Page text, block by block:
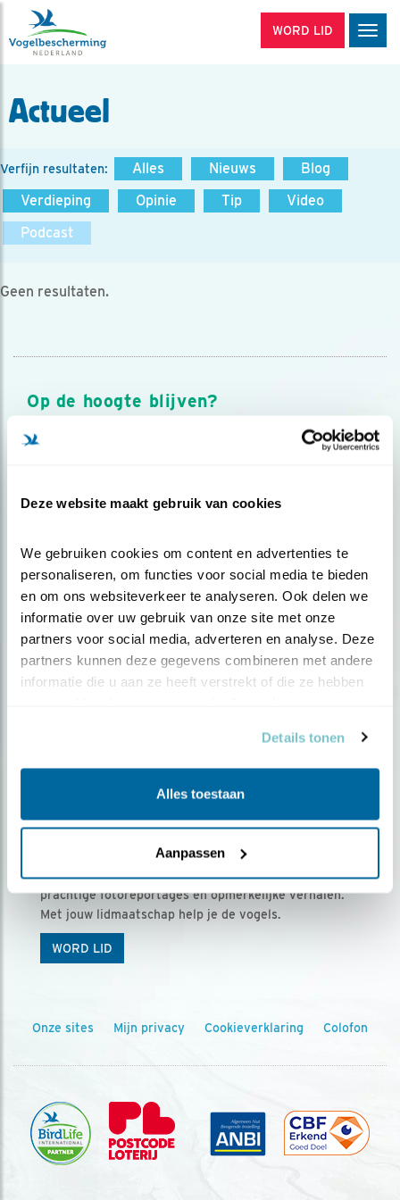
Deze website maakt gebruik van cookies
We gebruiken cookies om content en advertenties te
personaliseren, om functies voor social media te bieden
en om ons websiteverkeer te analyseren. Ook delen we
informatie over uw gebruik van onze site met onze
partners voor social media, adverteren en analyse. Deze
partners kunnen deze gegevens combineren met andere
informatie die u aan ze heeft verstrekt of die ze hebben
Details tonen
Alles toestaan
Aanpassen
WORD LID
Actueel
Verfijn resultaten: Alles Nieuws
Blog
Verdieping
Opinie Tip
Video
Podcast
Geen resultaten.
Op de hoogte blijven?
Meld je aan en ontvang nieuws, inspiratie, acties en tips
over vogels en activiteiten van Vogelbescherming.
Ontvang 5 x Vogels voor € 36,00 per jaar
Vogels is het tijdschrift voor onze leden, met
prachtige fotoreportages en opmerkelijke verhalen.
Met jouw lidmaatschap help je de vogels.
WORD LID
Onze sites Mijn privacy Cookieverklaring Colofon